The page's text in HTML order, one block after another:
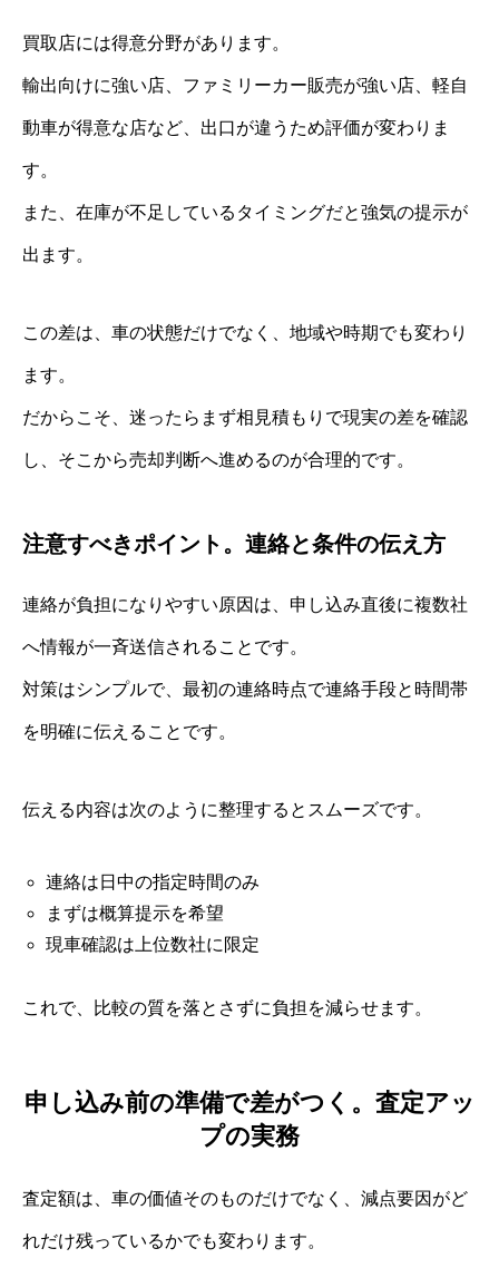
買取店には得意分野があります。
輸出向けに強い店、ファミリーカー販売が強い店、軽自
動車が得意な店など、出口が違うため評価が変わりま
す。
また、在庫が不足しているタイミングだと強気の提示が
出ます。
この差は、車の状態だけでなく、地域や時期でも変わり
ます。
だからこそ、迷ったらまず相見積もりで現実の差を確認
し、そこから売却判断へ進めるのが合理的です。
注意すべきポイント。連絡と条件の伝え方
連絡が負担になりやすい原因は、申し込み直後に複数社
へ情報が一斉送信されることです。
対策はシンプルで、最初の連絡時点で連絡手段と時間帯
を明確に伝えることです。
伝える内容は次のように整理するとスムーズです。
連絡は日中の指定時間のみ
まずは概算提示を希望
現車確認は上位数社に限定
これで、比較の質を落とさずに負担を減らせます。
申し込み前の準備で差がつく。査定アッ
プの実務
査定額は、車の価値そのものだけでなく、減点要因がど
れだけ残っているかでも変わります。